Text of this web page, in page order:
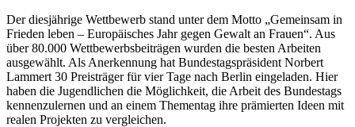
Der diesjährige Wettbewerb stand unter dem Motto „Gemeinsam in
Frieden leben – Europäisches Jahr gegen Gewalt an Frauen“. Aus
über 80.000 Wettbewerbsbeiträgen wurden die besten Arbeiten
ausgewählt. Als Anerkennung hat Bundestagspräsident Norbert
Lammert 30 Preisträger für vier Tage nach Berlin eingeladen. Hier
haben die Jugendlichen die Möglichkeit, die Arbeit des Bundestags
kennenzulernen und an einem Thementag ihre prämierten Ideen mit
realen Projekten zu vergleichen.